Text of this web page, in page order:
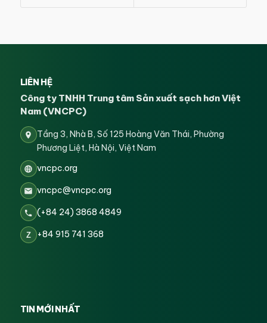
LIÊN HỆ
Công ty TNHH Trung tâm Sản xuất sạch hơn Việt
Nam (VNCPC)
Tầng 3, Nhà B, Số 125 Hoàng Văn Thái, Phường
Phương Liệt, Hà Nội, Việt Nam
vncpc.org
vncpc@vncpc.org
(+84 24) 3868 4849
Z +84 915 741 368
TIN MỚI NHẤT